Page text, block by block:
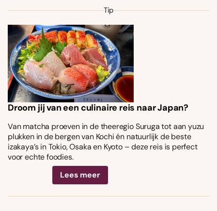
Tip
Droom jij van een culinaire reis naar Japan?
Van matcha proeven in de theeregio Suruga tot aan yuzu
plukken in de bergen van Kochi én natuurlijk de beste
izakaya’s in Tokio, Osaka en Kyoto – deze reis is perfect
voor echte foodies.
Lees meer